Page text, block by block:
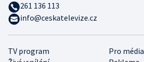
TV program
Pro média
261 136 113
info@ceskatelevize.cz